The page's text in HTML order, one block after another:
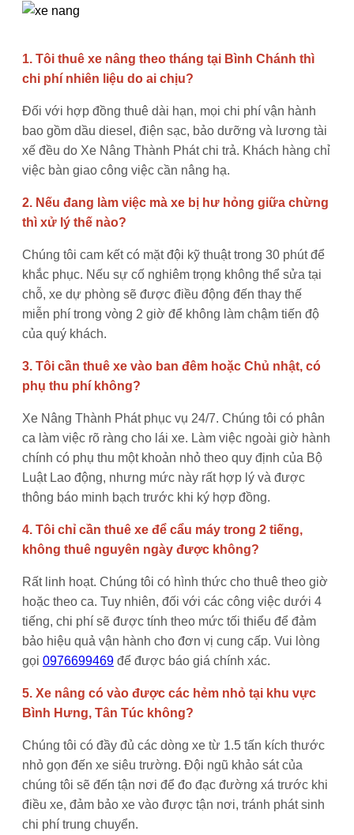
1. Tôi thuê xe nâng theo tháng tại Bình Chánh thì
chi phí nhiên liệu do ai chịu?
Đối với hợp đồng thuê dài hạn, mọi chi phí vận hành
bao gồm dầu diesel, điện sạc, bảo dưỡng và lương tài
xế đều do Xe Nâng Thành Phát chi trả. Khách hàng chỉ
việc bàn giao công việc cần nâng hạ.
2. Nếu đang làm việc mà xe bị hư hỏng giữa chừng
thì xử lý thế nào?
Chúng tôi cam kết có mặt đội kỹ thuật trong 30 phút để
khắc phục. Nếu sự cố nghiêm trọng không thể sửa tại
chỗ, xe dự phòng sẽ được điều động đến thay thế
miễn phí trong vòng 2 giờ để không làm chậm tiến độ
của quý khách.
3. Tôi cần thuê xe vào ban đêm hoặc Chủ nhật, có
phụ thu phí không?
Xe Nâng Thành Phát phục vụ 24/7. Chúng tôi có phân
ca làm việc rõ ràng cho lái xe. Làm việc ngoài giờ hành
chính có phụ thu một khoản nhỏ theo quy định của Bộ
Luật Lao động, nhưng mức này rất hợp lý và được
thông báo minh bạch trước khi ký hợp đồng.
4. Tôi chỉ cần thuê xe để cẩu máy trong 2 tiếng,
không thuê nguyên ngày được không?
Rất linh hoạt. Chúng tôi có hình thức cho thuê theo giờ
hoặc theo ca. Tuy nhiên, đối với các công việc dưới 4
tiếng, chi phí sẽ được tính theo mức tối thiểu để đảm
bảo hiệu quả vận hành cho đơn vị cung cấp. Vui lòng
gọi 0976699469 để được báo giá chính xác.
5. Xe nâng có vào được các hẻm nhỏ tại khu vực
Bình Hưng, Tân Túc không?
Chúng tôi có đầy đủ các dòng xe từ 1.5 tấn kích thước
nhỏ gọn đến xe siêu trường. Đội ngũ khảo sát của
chúng tôi sẽ đến tận nơi để đo đạc đường xá trước khi
điều xe, đảm bảo xe vào được tận nơi, tránh phát sinh
chi phí trung chuyển.